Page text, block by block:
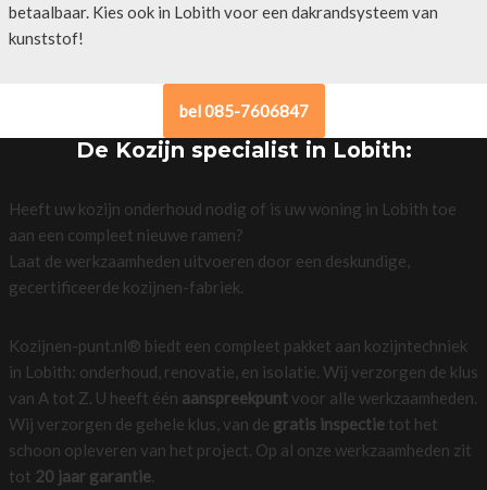
betaalbaar. Kies ook in Lobith voor een dakrandsysteem van
kunststof!
bel 085-7606847
De Kozijn specialist in Lobith:
Heeft uw kozijn onderhoud nodig of is uw woning in Lobith toe
aan een compleet nieuwe ramen?
Laat de werkzaamheden uitvoeren door een deskundige,
gecertificeerde kozijnen-fabriek.
Kozijnen-punt.nl® biedt een compleet pakket aan kozijntechniek
in Lobith: onderhoud, renovatie, en isolatie. Wij verzorgen de klus
van A tot Z. U heeft één aanspreekpuntvoor alle werkzaamheden.
Wij verzorgen de gehele klus, van de gratis inspectietot het
schoon opleveren van het project. Op al onze werkzaamheden zit
tot 20 jaar garantie.